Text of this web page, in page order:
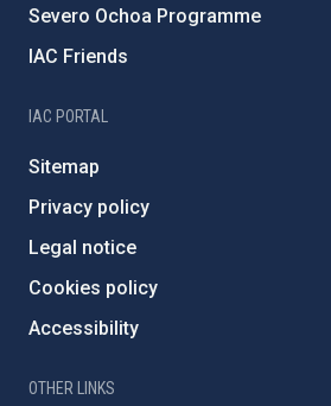
Severo Ochoa Programme
IAC Friends
IAC PORTAL
Sitemap
Privacy policy
Legal notice
Cookies policy
Accessibility
OTHER LINKS